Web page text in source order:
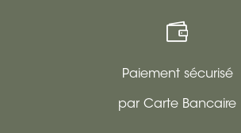

Paiement sécurisé
par Carte Bancaire